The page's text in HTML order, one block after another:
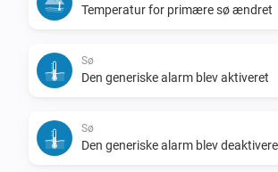
Temperatur for primære sø ændret
Sø
Den generiske alarm blev aktiveret
Sø
Den generiske alarm blev